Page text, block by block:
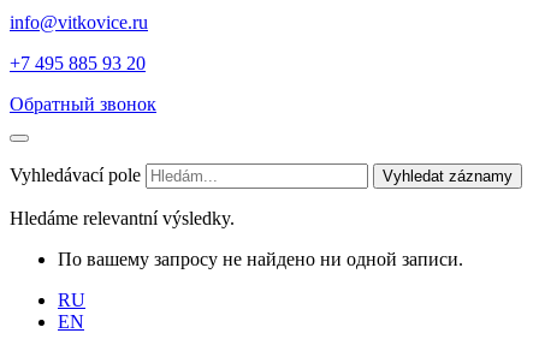
info@vitkovice.ru
+7 495 885 93 20
Обратный звонок
Vyhledávací pole Vyhledat záznamy
Hledáme relevantní výsledky.
По вашему запросу не найдено ни одной записи.
RU
EN